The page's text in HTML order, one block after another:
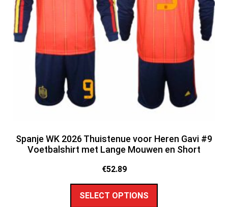
Spanje WK 2026 Thuistenue voor Heren Gavi #9
Voetbalshirt met Lange Mouwen en Short
€52.89
SELECT OPTIONS